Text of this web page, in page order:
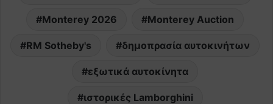
Monterey 2026 Monterey Auction
RM Sotheby's δημοπρασία αυτοκινήτων
εξωτικά αυτοκίνητα
ιστορικές Lamborghini